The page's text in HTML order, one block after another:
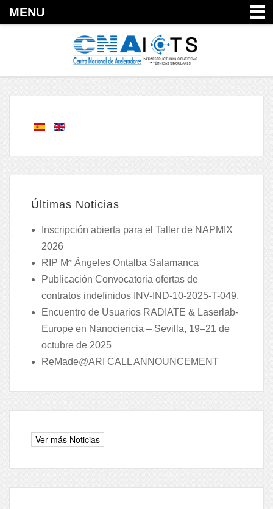
MENU
Últimas Noticias
Inscripción abierta para el Taller de NAPMIX
2026
RIP Mª Ángeles Ontalba Salamanca
Publicación Convocatoria ofertas de
contratos indefinidos INV-IND-10-2025-T-049.
Encuentro de Usuarios RADIATE & Laserlab-
Europe en Nanociencia – Sevilla, 19–21 de
octubre de 2025
ReMade@ARI CALL ANNOUNCEMENT